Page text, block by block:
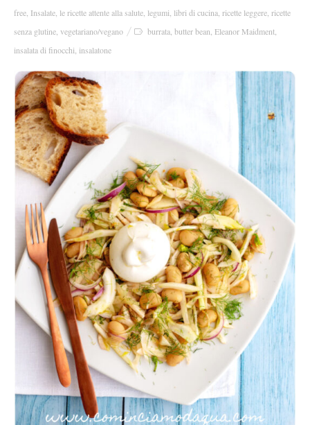
free Insalate le ricette attente alla salute legumi libri di cucina ricette leggere ricette
senza glutine vegetariano/vegano burrata butter bean Eleanor Maidment
insalata di finocchi insalatone